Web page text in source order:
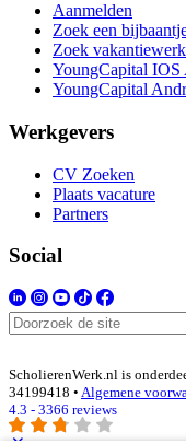
Aanmelden
Zoek een
Zoek vakantiewerk
YoungCapital IOS
YoungCapital
Werkgevers
CV Zoeken
Plaats vacature
Partners
Social
ScholierenWerk.nl is
34199418 • Algemene
4.3 - 3366 reviews